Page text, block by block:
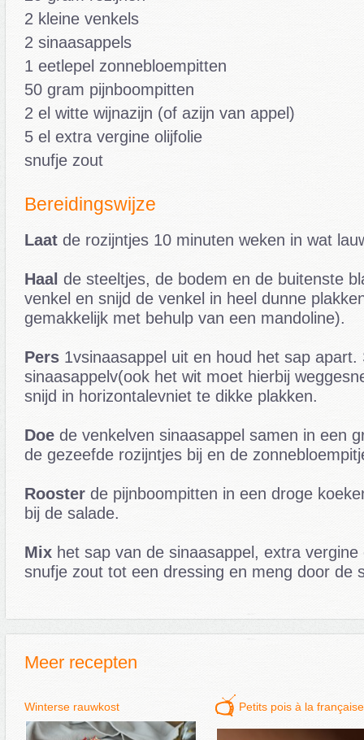
2 kleine venkels
2 sinaasappels
1 eetlepel zonnebloempitten
50 gram pijnboompitten
2 el witte wijnazijn (of azijn van appel)
5 el extra vergine olijfolie
snufje zout
Bereidingswijze
Laat de rozijntjes 10 minuten weken in wat
Haal de steeltjes, de bodem en de buitenste
venkel en snijd de venkel in heel dunne
gemakkelijk met behulp van een mandoline).
Pers 1vsinaasappel uit en houd het sap apart.
sinaasappelv(ook het wit moet hierbij
snijd in horizontalevniet te dikke plakken.
Doe de venkelven sinaasappel samen in een
de gezeefde rozijntjes bij en de
Rooster de pijnboompitten in een droge
bij de salade.
Mix het sap van de sinaasappel, extra vergine
snufje zout tot een dressing en meng door de
Meer recepten
Winterse rauwkost Petits pois à la française